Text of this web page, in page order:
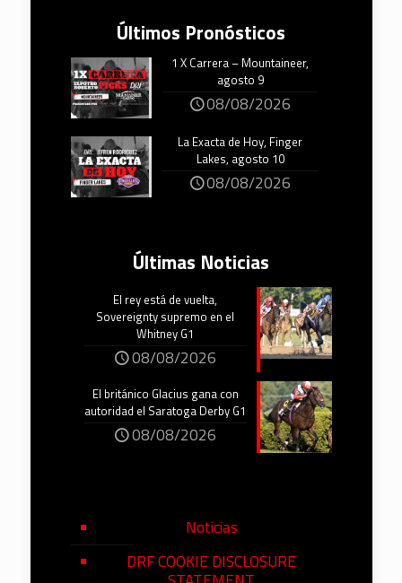
Últimos Pronósticos
1 X Carrera – Mountaineer,
agosto 9
08/08/2026
La Exacta de Hoy, Finger
Lakes, agosto 10
08/08/2026
Últimas Noticias
El rey está de vuelta,
Sovereignty supremo en el
Whitney G1
08/08/2026
El británico Glacius gana con
autoridad el Saratoga Derby G1
08/08/2026
Noticias
DRF COOKIE DISCLOSURE